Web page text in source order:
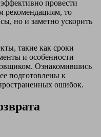
провести
рекомендациям, то
но и заметно ускорить
такие как сроки
и особенности
Ознакомившись
подготовлены к
ошибок.